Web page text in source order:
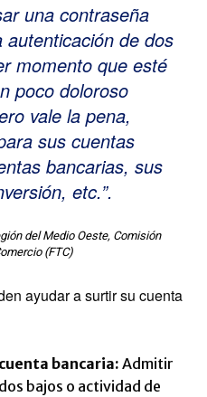
una contraseña
de dos
momento que esté
poco doloroso
vale la pena,
sus cuentas
bancarias, sus
etc.”.
del Medio Oeste, Comisión
(FTC)
ayudar a surtir su cuenta
bancaria: Admitir
bajos o actividad de